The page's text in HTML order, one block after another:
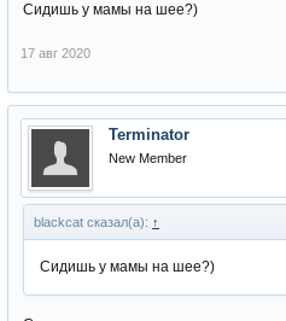
Сидишь у мамы на шее?)
17 авг 2020
Terminator
New Member
blackcat сказал(а): ↑
Сидишь у мамы на шее?)